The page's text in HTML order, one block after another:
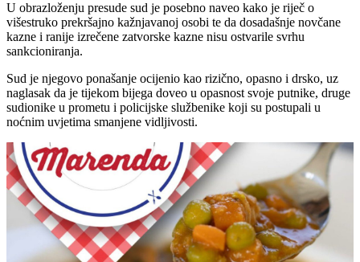
U obrazloženju presude sud je posebno naveo kako je riječ o
višestruko prekršajno kažnjavanoj osobi te da dosadašnje novčane
kazne i ranije izrečene zatvorske kazne nisu ostvarile svrhu
sankcioniranja.
Sud je njegovo ponašanje ocijenio kao rizično, opasno i drsko, uz
naglasak da je tijekom bijega doveo u opasnost svoje putnike, druge
sudionike u prometu i policijske službenike koji su postupali u
noćnim uvjetima smanjene vidljivosti.